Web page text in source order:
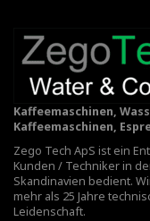
Kaffeemaschinen,
Kaffeemaschinen,
Zego Tech ApS ist ein
Kunden / Techniker in
Skandinavien bedient.
mehr als 25 Jahre
Leidenschaft.